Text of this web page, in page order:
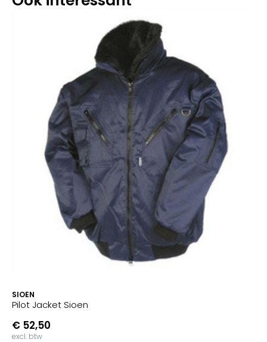
SIOEN
Pilot Jacket Sioen
€ 52,50
excl. btw